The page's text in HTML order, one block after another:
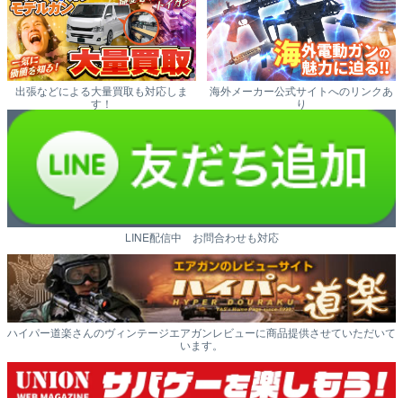
出張などによる大量買取も対応しま
す！
海外メーカー公式サイトへのリンクあ
り
LINE配信中 お問合わせも対応
ハイパー道楽さんのヴィンテージエアガンレビューに商品提供させていただいて
います。